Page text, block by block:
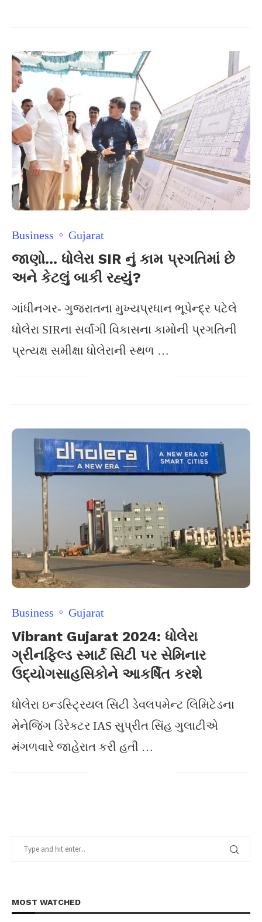
Business Gujarat
જાણો… ધોલેરા SIR નું કામ પ્રગતિમાં છે
અને કેટલું બાકી રહ્યું?
ગાંધીનગર- ગુજરાતના મુખ્યપ્રધાન ભૂપેન્દ્ર પટેલે
ધોલેરા SIRના સર્વાંગી વિકાસના કામોની પ્રગતિની
પ્રત્યક્ષ સમીક્ષા ધોલેરાની સ્થળ …
Business Gujarat
Vibrant Gujarat 2024: ધોલેરા
ગ્રીનફિલ્ડ સ્માર્ટ સિટી પર સેમિનાર
ઉદ્યોગસાહસિકોને આકર્ષિત કરશે
ધોલેરા ઇન્ડસ્ટ્રિયલ સિટી ડેવલપમેન્ટ લિમિટેડના
મેનેજિંગ ડિરેક્ટર IAS સુપ્રીત સિંહ ગુલાટીએ
મંગળવારે જાહેરાત કરી હતી …
MOST WATCHED